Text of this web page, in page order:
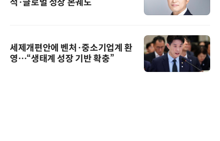
적·글로벌 성장 본궤도
세제개편안에 벤처·중소기업계 환
영…“생태계 성장 기반 확충”